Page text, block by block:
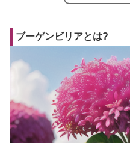
ブーゲンビリアとは?